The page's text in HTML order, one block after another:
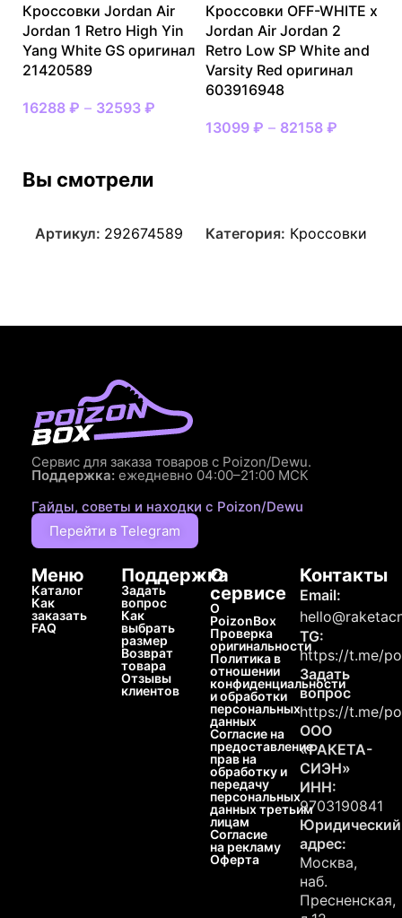
Кроссовки Jordan Air
Jordan 1 Retro High Yin
Yang White GS оригинал
21420589
16288 ₽ – 32593 ₽
Кроссовки OFF-WHITE x
Jordan Air Jordan 2
Retro Low SP White and
Varsity Red оригинал
603916948
13099 ₽ – 82158 ₽
Вы смотрели
Артикул: 292674589 Категория: Кроссовки
Сервис для заказа товаров с Poizon/Dewu.
Поддержка: ежедневно 04:00–21:00 МСК
Гайды, советы и находки с Poizon/Dewu
Перейти в Telegram
Меню
Каталог
Как
заказать
FAQ
Поддержка
Задать
вопрос
Как
выбрать
размер
Возврат
товара
Отзывы
клиентов
О
сервисе
О
PoizonBox
Проверка
оригинальности
Политика в
отношении
конфиденциальности
и обработки
персональных
данных
Согласие на
предоставление
прав на
обработку и
передачу
персональных
данных третьим
лицам
Согласие
на рекламу
Оферта
Контакты
Email:
TG:
https://t.me/
Задать
вопрос
https://t.me/
ООО
«РАКЕТА-
СИЭН»
ИНН:
9703190841
Юридический
адрес:
Москва,
наб.
Пресненская,